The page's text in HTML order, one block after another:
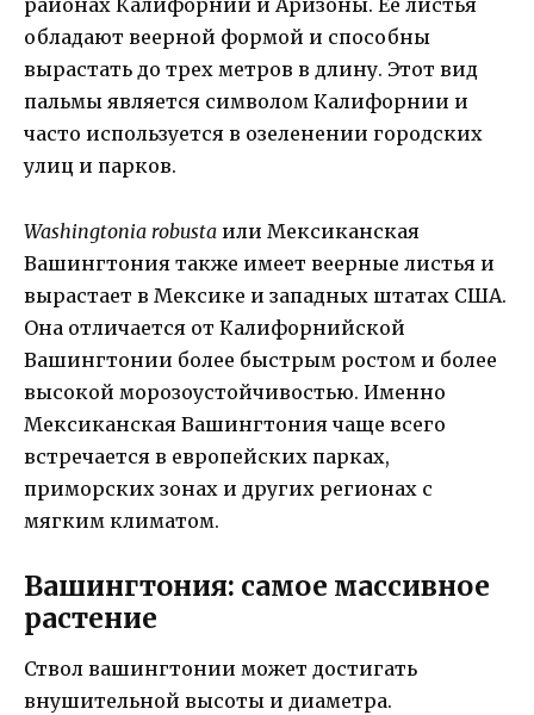
районах Калифорнии и Аризоны. Ее листья
обладают веерной формой и способны
вырастать до трех метров в длину. Этот вид
пальмы является символом Калифорнии и
часто используется в озеленении городских
улиц и парков.
Washingtonia robusta или Мексиканская
Вашингтония также имеет веерные листья и
вырастает в Мексике и западных штатах США.
Она отличается от Калифорнийской
Вашингтонии более быстрым ростом и более
высокой морозоустойчивостью. Именно
Мексиканская Вашингтония чаще всего
встречается в европейских парках,
приморских зонах и других регионах с
мягким климатом.
Вашингтония: самое массивное
растение
Ствол вашингтонии может достигать
внушительной высоты и диаметра.